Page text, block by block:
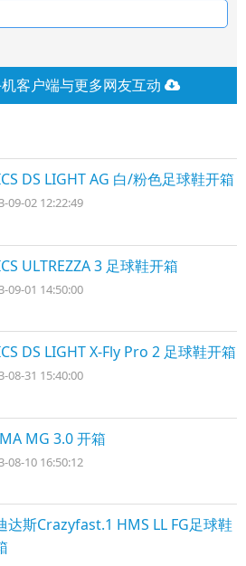
客户端与更多网友互动
DS LIGHT AG 白/粉色足球鞋开箱
09-02 12:22:49
ULTREZZA 3 足球鞋开箱
09-01 14:50:00
DS LIGHT X-Fly Pro 2 足球鞋开箱
08-31 15:40:00
MG 3.0 开箱
08-10 16:50:12
达斯Crazyfast.1 HMS LL FG足球鞋